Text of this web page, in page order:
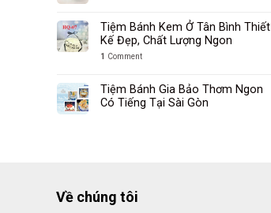
Tiệm Bánh Kem Ở Tân Bình Thiết
Kế Đẹp, Chất Lượng Ngon
1 Comment
Tiệm Bánh Gia Bảo Thơm Ngon
Có Tiếng Tại Sài Gòn
Về chúng tôi